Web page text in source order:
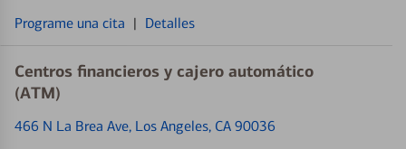
Programe una cita | Detalles
Centros financieros y cajero automático
(ATM)
466 N La Brea Ave, Los Angeles, CA 90036